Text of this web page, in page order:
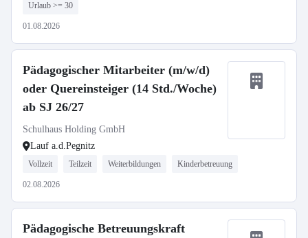
Urlaub >= 30
01.08.2026
Pädagogischer Mitarbeiter (m/w/d)
oder Quereinsteiger (14 Std./Woche)
ab SJ 26/27
Schulhaus Holding GmbH
Lauf a.d.Pegnitz
Vollzeit Teilzeit Weiterbildungen Kinderbetreuung
02.08.2026
Pädagogische Betreuungskraft